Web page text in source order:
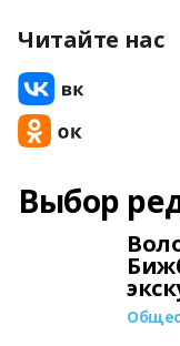
Читайте нас
Выбор